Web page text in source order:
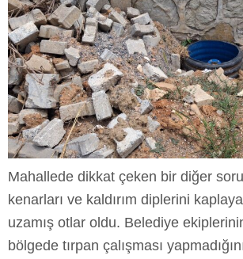
Mahallede dikkat çeken bir diğer
kenarları ve kaldırım diplerini
uzamış otlar oldu. Belediye
bölgede tırpan çalışması